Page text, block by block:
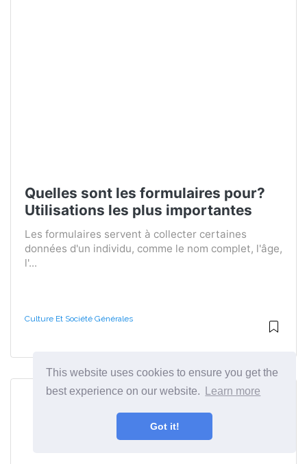
This website uses cookies to ensure you get the
best experience on our website.
Learn more
Got it!
Quelles sont les formulaires pour?
Utilisations les plus importantes
Les formulaires servent à collecter certaines
données d'un individu, comme le nom complet, l'âge,
l'...
Culture Et Société Générales